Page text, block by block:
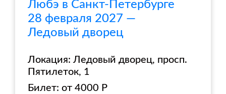
Любэ в Санкт-Петербурге
28 февраля 2027 —
Ледовый дворец
Локация: Ледовый дворец, просп.
Пятилеток, 1
Билет: от 4000 Р